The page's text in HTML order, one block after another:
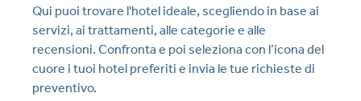
Qui puoi trovare l'hotel ideale, scegliendo in base ai
servizi, ai trattamenti, alle categorie e alle
recensioni. Confronta e poi seleziona con l’icona del
cuore i tuoi hotel preferiti e invia le tue richieste di
preventivo.